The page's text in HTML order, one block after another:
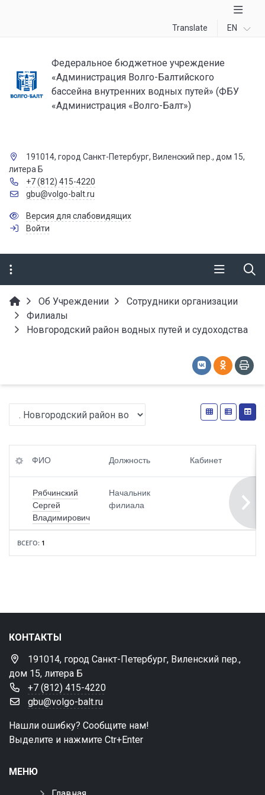
Translate EN
Федеральное бюджетное учреждение
«Администрация Волго-Балтийского
бассейна внутренних водных путей» (ФБУ
«Администрация «Волго-Балт»)
191014, город Санкт-Петербург, Виленский пер., дом 15,
литера Б
+7 (812) 415-4220
gbu@volgo-balt.ru
Версия для слабовидящих
Войти
Об Учреждении
Сотрудники организации
Филиалы
Новгородский район водных путей и судоходства
ФИ
До
лж
но
сть
фо
ФИО Должность Кабинет
Рябчинский
Сергей
Владимирович
Начальник
филиала
ВСЕГО: 1
КОНТАКТЫ
191014, город Санкт-Петербург, Виленский пер.,
дом 15, литера Б
+7 (812) 415-4220
gbu@volgo-balt.ru
Нашли ошибку? Сообщите нам!
Выделите и нажмите Ctr+Enter
МЕНЮ